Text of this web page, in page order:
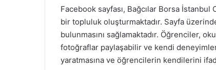
Facebook sayfası, Bağcılar Borsa
bir topluluk oluşturmaktadır. Sayfa
bulunmasını sağlamaktadır. Öğrenciler,
fotoğraflar paylaşabilir ve kendi
yaratmasına ve öğrencilerin kendilerini